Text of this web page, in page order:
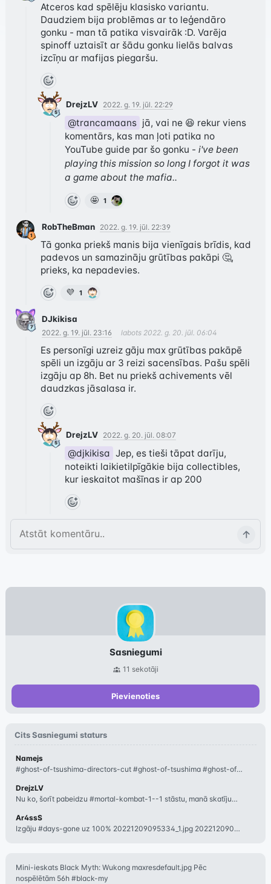
Atceros kad spēlēju klasisko variantu.
Daudziem bija problēmas ar to leģendāro
gonku - man tā patika visvairāk :D. Varēja
spinoff uztaisīt ar šādu gonku lielās balvas
izcīņu ar mafijas piegaršu.
DrejzLV 2022. g. 19. jūl. 22:29
@trancamaans jā, vai ne 😆 rekur viens
komentārs, kas man ļoti patika no
YouTube guide par šo gonku - i've been
playing this mission so long I forgot it was
a game about the mafia..
🤩 1
RobTheBman 2022. g. 19. jūl. 22:39
Tā gonka priekš manis bija vienīgais brīdis, kad
padevos un samazināju grūtības pakāpi 🤔,
prieks, ka nepadevies.
💜 1
DJkikisa
2022. g. 19. jūl. 23:16 labots 2022. g. 20. jūl. 06:04
Es personīgi uzreiz gāju max grūtības pakāpē
spēli un izgāju ar 3 reizi sacensības. Pašu spēli
izgāju ap 8h. Bet nu priekš achivements vēl
daudzkas jāsalasa ir.
DrejzLV 2022. g. 20. jūl. 08:07
@djkikisa Jep, es tieši tāpat darīju,
noteikti laikietilpīgākie bija collectibles,
kur ieskaitot mašīnas ir ap 200
Sasniegumi
11 sekotāji
Pievienoties
CitsSasniegumi staturs
Namejs
#ghost-of-tsushima-directors-cut #ghost-of-tsushima #ghost-of-tsushima-digita
DrejzLV
Nu ko, šorīt pabeidzu #mortal-kombat-1--1 stāstu, manā skatījumā visu laiku epis
Ar4ssS
Izgāju #days-gone uz 100% 20221209095334_1.jpg 20221209095404_1.jpg 20221209
Mini-ieskats Black Myth: Wukong maxresdefault.jpg Pēc
nospēlētām 56h #black-my